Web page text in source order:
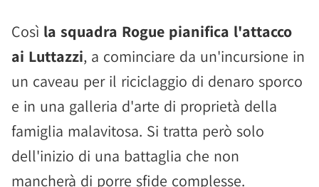
Così la squadra Rogue pianifica l'attacco
ai Luttazzi, a cominciare da un'incursione in
un caveau per il riciclaggio di denaro sporco
e in una galleria d'arte di proprietà della
famiglia malavitosa. Si tratta però solo
dell'inizio di una battaglia che non
mancherà di porre sfide complesse.